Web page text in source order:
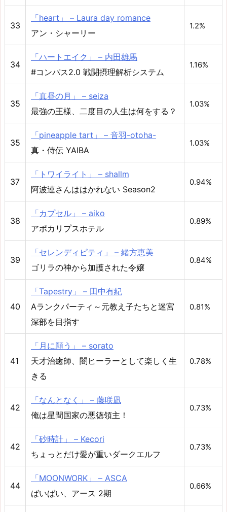
33
「heart」 – Laura day romance
アン・シャーリー
1.2%
34
「ハートエイク」 – 内田雄馬
#コンパス2.0 戦闘摂理解析システム
1.16%
35
「真昼の月」 – seiza
最強の王様、二度目の人生は何をする？
1.03%
35
「pineapple tart」 – 音羽-otoha-
真・侍伝 YAIBA
1.03%
37
「トワイライト」 – shallm
阿波連さんははかれない Season2
0.94%
38
「カプセル」 – aiko
アポカリプスホテル
0.89%
39
「セレンディピティ」 – 緒方恵美
ゴリラの神から加護された令嬢
0.84%
40
「Tapestry」 – 田中有紀
Aランクパーティ～元教え子たちと迷宮
深部を目指す
0.81%
41
「月に願う」 – sorato
天才治癒師、闇ヒーラーとして楽しく生
きる
0.78%
42
「なんとなく」 – 藤咲凪
俺は星間国家の悪徳領主！
0.73%
42
「砂時計」 – Kecori
ちょっとだけ愛が重いダークエルフ
0.73%
44
「MOONWORK」 – ASCA
ばいばい、アース 2期
0.66%